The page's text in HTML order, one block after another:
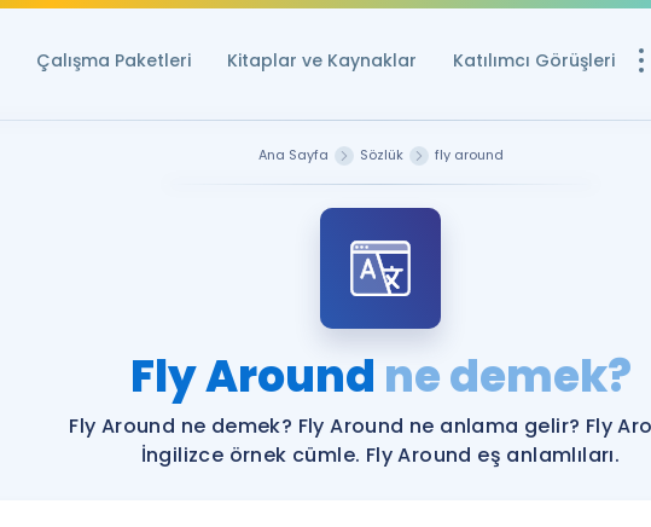
Çalışma Paketleri Kitaplar ve Kaynaklar Katılımcı Görüşleri
YDS ve YÖKDİL
YDS ve YÖKDİL'e
Tüm ÖSYM
Ana Sayfa Sözlük fly around
Fly Around ne demek?
Fly Around ne demek? Fly Around ne anlama gelir? Fly
İngilizce örnek cümle. Fly Around eş anlamlıları.